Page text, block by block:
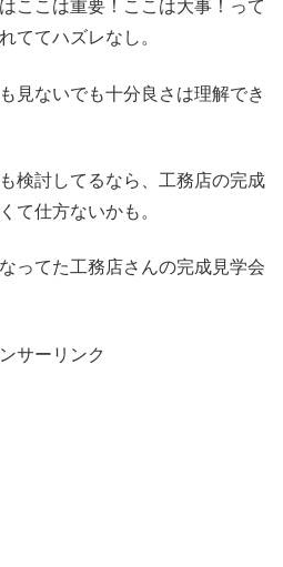
ここは重要！ここは大事！って
ててハズレなし。
見ないでも十分良さは理解でき
検討してるなら、工務店の完成
て仕方ないかも。
ってた工務店さんの完成見学会
サーリンク